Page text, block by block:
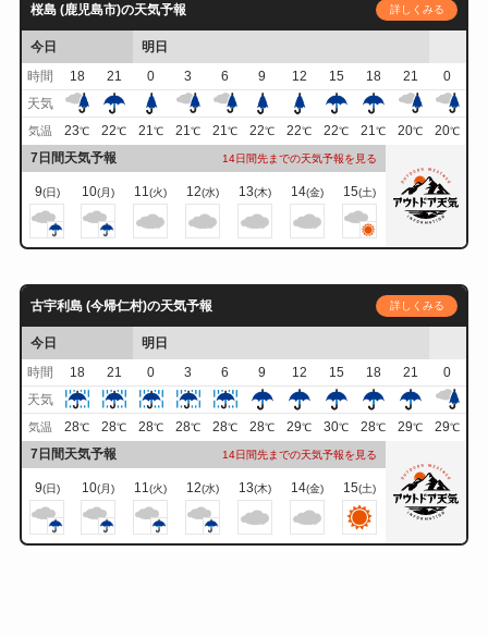
桜島 (鹿児島市)の天気予報 詳しくみる
今日
明日
時間
18 21 0 3 6 9 12 15 18 21
0
天気
気温 23℃ 22℃ 21℃ 21℃ 21℃ 22℃ 22℃ 22℃ 21℃ 20℃ 20℃
7日間天気予報 14日間先までの天気予報を見る
9(日) 10(月) 11 (火) 12(水) 13(木) 14(金) 15(土)
古宇利島 (今帰仁村)の天気予報 詳しくみる
今日
明日
時間
18 21 0 3 6 9 12 15 18 21
0
天気
気温 28℃ 28℃ 28℃ 28℃ 28℃ 28℃ 29℃ 30℃ 28℃ 29℃ 29℃
7日間天気予報 14日間先までの天気予報を見る
9(日) 10(月) 11 (火) 12(水) 13(木) 14(金) 15(土)